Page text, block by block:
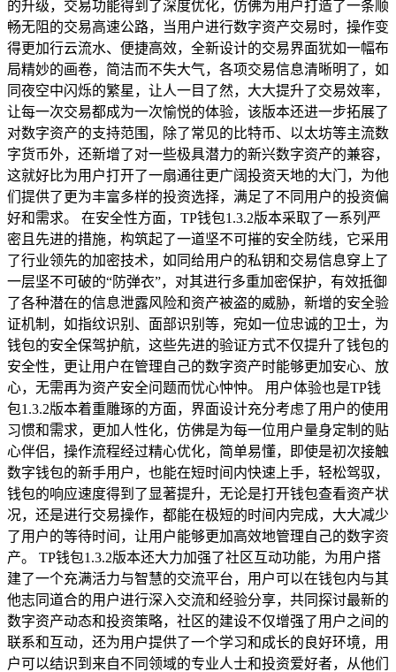
的升级，交易功能得到了深度优化，仿佛为用户打造了一条顺
畅无阻的交易高速公路，当用户进行数字资产交易时，操作变
得更加行云流水、便捷高效，全新设计的交易界面犹如一幅布
局精妙的画卷，简洁而不失大气，各项交易信息清晰明了，如
同夜空中闪烁的繁星，让人一目了然，大大提升了交易效率，
让每一次交易都成为一次愉悦的体验，该版本还进一步拓展了
对数字资产的支持范围，除了常见的比特币、以太坊等主流数
字货币外，还新增了对一些极具潜力的新兴数字资产的兼容，
这就好比为用户打开了一扇通往更广阔投资天地的大门，为他
们提供了更为丰富多样的投资选择，满足了不同用户的投资偏
好和需求。 在安全性方面，TP钱包1.3.2版本采取了一系列严
密且先进的措施，构筑起了一道坚不可摧的安全防线，它采用
了行业领先的加密技术，如同给用户的私钥和交易信息穿上了
一层坚不可破的“防弹衣”，对其进行多重加密保护，有效抵御
了各种潜在的信息泄露风险和资产被盗的威胁，新增的安全验
证机制，如指纹识别、面部识别等，宛如一位忠诚的卫士，为
钱包的安全保驾护航，这些先进的验证方式不仅提升了钱包的
安全性，更让用户在管理自己的数字资产时能够更加安心、放
心，无需再为资产安全问题而忧心忡忡。 用户体验也是TP钱
包1.3.2版本着重雕琢的方面，界面设计充分考虑了用户的使用
习惯和需求，更加人性化，仿佛是为每一位用户量身定制的贴
心伴侣，操作流程经过精心优化，简单易懂，即使是初次接触
数字钱包的新手用户，也能在短时间内快速上手，轻松驾驭，
钱包的响应速度得到了显著提升，无论是打开钱包查看资产状
况，还是进行交易操作，都能在极短的时间内完成，大大减少
了用户的等待时间，让用户能够更加高效地管理自己的数字资
产。 TP钱包1.3.2版本还大力加强了社区互动功能，为用户搭
建了一个充满活力与智慧的交流平台，用户可以在钱包内与其
他志同道合的用户进行深入交流和经验分享，共同探讨最新的
数字资产动态和投资策略，社区的建设不仅增强了用户之间的
联系和互动，还为用户提供了一个学习和成长的良好环境，用
户可以结识到来自不同领域的专业人士和投资爱好者，从他们